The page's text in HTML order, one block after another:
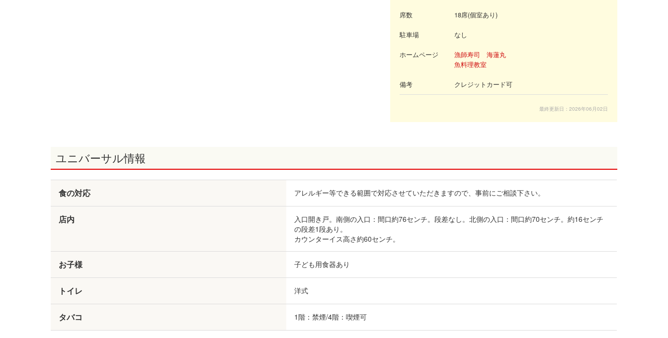
席数 18席(個室あり)
駐車場 なし
ホームページ
漁師寿司 海蓮丸
魚料理教室
備考 クレジットカード可
最終更新日：2026年06月02日
ユニバーサル情報
食の対応 アレルギー等できる範囲で対応させていただきますので、事前にご相談下さい。
店内
入口開き戸。南側の入口：間口約76センチ。段差なし。北側の入口：間口約70センチ。約16センチ
の段差1段あり。
カウンターイス高さ約60センチ。
お子様 子ども用食器あり
トイレ 洋式
タバコ 1階：禁煙/4階：喫煙可